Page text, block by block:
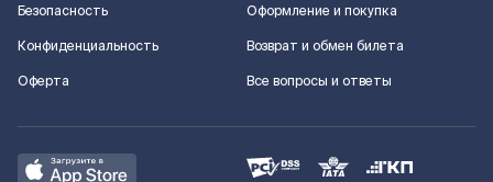
Безопасность
Конфиденциальность
Оферта
Оформление и покупка
Возврат и обмен билета
Все вопросы и ответы